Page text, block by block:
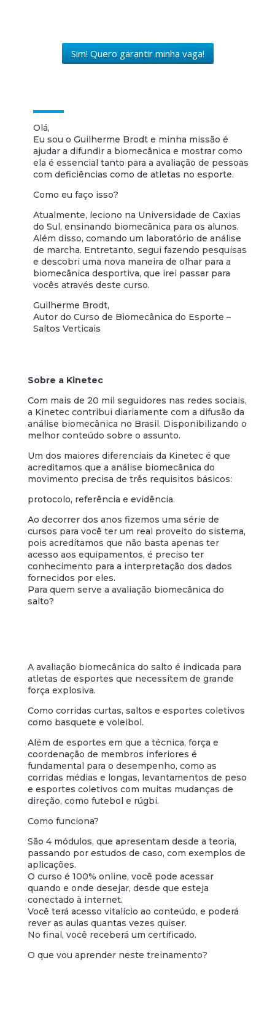
Sim! Quero garantir minha vaga!
Olá,
Eu sou o Guilherme Brodt e minha missão é
ajudar a difundir a biomecânica e mostrar como
ela é essencial tanto para a avaliação de pessoas
com deficiências como de atletas no esporte.
Como eu faço isso?
Atualmente, leciono na Universidade de Caxias
do Sul, ensinando biomecânica para os alunos.
Além disso, comando um laboratório de análise
de marcha. Entretanto, segui fazendo pesquisas
e descobri uma nova maneira de olhar para a
biomecânica desportiva, que irei passar para
vocês através deste curso.
Guilherme Brodt,
Autor do Curso de Biomecânica do Esporte –
Saltos Verticais
Sobre a Kinetec
Com mais de 20 mil seguidores nas redes sociais,
a Kinetec contribui diariamente com a difusão da
análise biomecânica no Brasil. Disponibilizando o
melhor conteúdo sobre o assunto.
Um dos maiores diferenciais da Kinetec é que
acreditamos que a análise biomecânica do
movimento precisa de três requisitos básicos:
protocolo, referência e evidência.
Ao decorrer dos anos fizemos uma série de
cursos para você ter um real proveito do sistema,
pois acreditamos que não basta apenas ter
acesso aos equipamentos, é preciso ter
conhecimento para a interpretação dos dados
fornecidos por eles.
Para quem serve a avaliação biomecânica do
salto?
A avaliação biomecânica do salto é indicada para
atletas de esportes que necessitem de grande
força explosiva.
Como corridas curtas, saltos e esportes coletivos
como basquete e voleibol.
Além de esportes em que a técnica, força e
coordenação de membros inferiores é
fundamental para o desempenho, como as
corridas médias e longas, levantamentos de peso
e esportes coletivos com muitas mudanças de
direção, como futebol e rúgbi.
Como funciona?
São 4 módulos, que apresentam desde a teoria,
passando por estudos de caso, com exemplos de
aplicações.
O curso é 100% online, você pode acessar
quando e onde desejar, desde que esteja
conectado à internet.
Você terá acesso vitalício ao conteúdo, e poderá
rever as aulas quantas vezes quiser.
No final, você receberá um certificado.
O que vou aprender neste treinamento?